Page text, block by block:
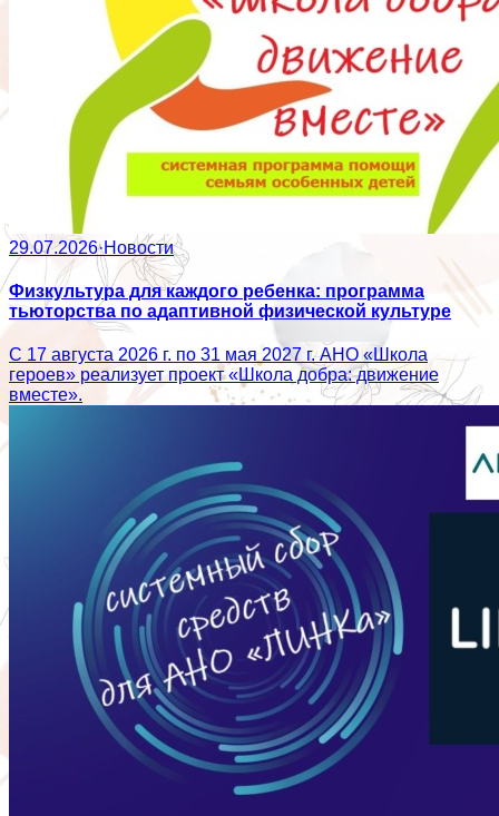
29.07.2026·Новости
Физкультура для каждого ребенка: программа
тьюторства по адаптивной физической культуре
С 17 августа 2026 г. по 31 мая 2027 г. АНО «Школа
героев» реализует проект «Школа добра: движение
вместе».